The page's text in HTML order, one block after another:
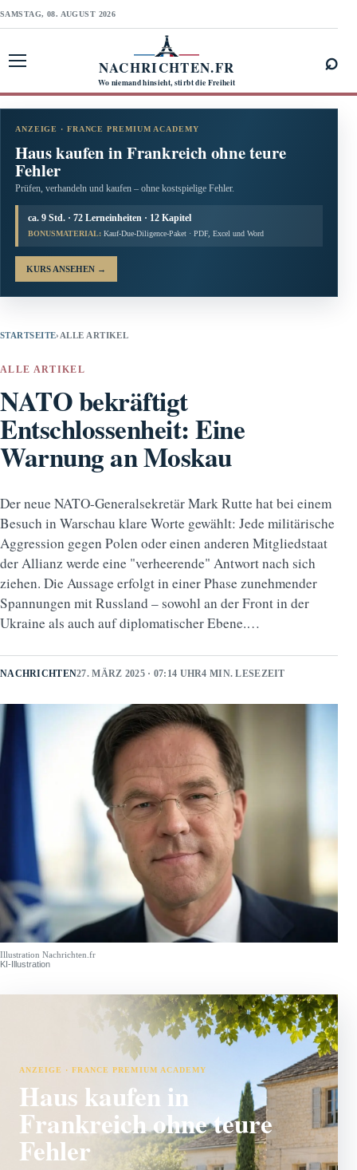
SAMSTAG, 08. AUGUST 2026
NACHRICHTEN.FR
Wo niemand hinsieht, stirbt die Freiheit
⌕
ANZEIGE · FRANCE PREMIUM ACADEMY
Haus kaufen in Frankreich ohne teure
Fehler
Prüfen, verhandeln und kaufen – ohne kostspielige Fehler.
ca. 9 Std. · 72 Lerneinheiten · 12 Kapitel
BONUSMATERIAL: Kauf-Due-Diligence-Paket · PDF, Excel und Word
KURS ANSEHEN →
STARTSEITE› ALLE ARTIKEL
ALLE ARTIKEL
NATO bekräftigt
Entschlossenheit: Eine
Warnung an Moskau
Der neue NATO-Generalsekretär Mark Rutte hat bei einem
Besuch in Warschau klare Worte gewählt: Jede militärische
Aggression gegen Polen oder einen anderen Mitgliedstaat
der Allianz werde eine "verheerende" Antwort nach sich
ziehen. Die Aussage erfolgt in einer Phase zunehmender
Spannungen mit Russland – sowohl an der Front in der
Ukraine als auch auf diplomatischer Ebene.…
NACHRICHTEN27. MÄRZ 2025 · 07:14 UHR4 MIN. LESEZEIT
Illustration Nachrichten.fr
KI-Illustration
ANZEIGE · FRANCE PREMIUM ACADEMY
Haus kaufen in
Frankreich ohne teure
Fehler